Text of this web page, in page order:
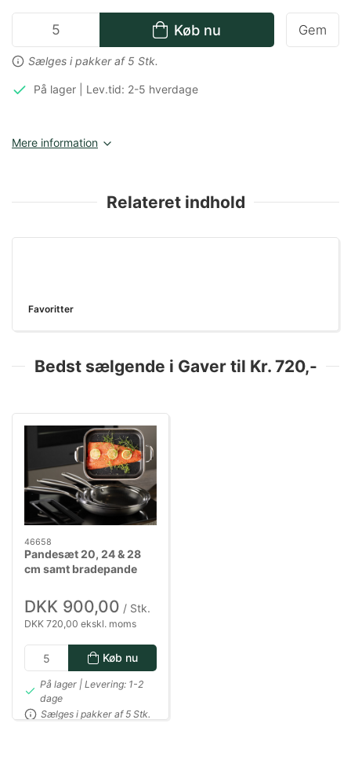
Køb nu
Sælges i pakker af 5 Stk.
Gem
På lager | Lev.tid: 2-5 hverdage
Mere information
Relateret indhold
Favoritter
Bedst sælgende i Gaver til Kr. 720,-
46658
Pandesæt 20, 24 & 28
cm samt bradepande
DKK 900,00 / Stk.
DKK 720,00 ekskl. moms
Køb nu
På lager | Levering: 1-2
dage
Sælges i pakker af 5 Stk.